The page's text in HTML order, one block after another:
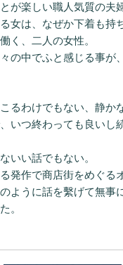
が楽しい職人気質の夫
女は、なぜか下着も持
く、二人の女性。
の中でふと感じる事が
るわけでもない、静か
いつ終わっても良いし
いい話でもない。
発作で商店街をめぐる
ように話を繫げて無事
。